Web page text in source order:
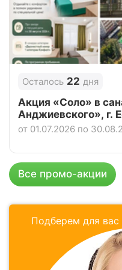
Рейтинг
Отзывы 3
Осталось 22 дня
Акция «Соло» в
Анджиевского», г.
от 01.07.2026 по
Все промо-акции
Подберем для вас